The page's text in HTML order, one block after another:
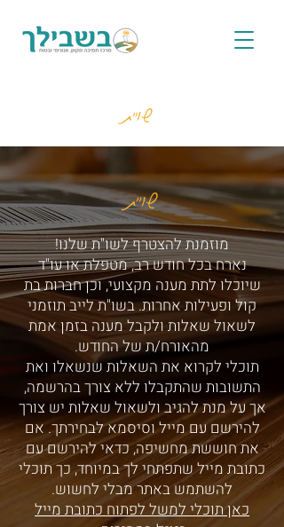
שו"ת
שו"ת
מוזמנת להצטרף לשו"ת שלנו!
נארח בכל חודש רב, מטפלת או עו"ד
שיוכלו לתת מענה מקצועי, וכן חברות בת
קול ופעילות אחרות. בשו"ת לייב תוזמני
לשאול שאלות ולקבל מענה בזמן אמת
מהאורח/ת של החודש.
תוכלי לקרוא את השאלות שנשאלו ואת
התשובות שהתקבלו ללא צורך בהרשמה,
אך על מנת להגיב ולשאול שאלות יש צורך
להירשם עם מייל וסיסמא לבחירתך. אם
את חוששת מחשיפה, כדאי להירשם עם
כתובת מייל שתפתחי לך במיוחד, כך תוכלי
להשתמש באתר מבלי לחשוש.
כאן תוכלי למשל לפתוח כתובת מייל